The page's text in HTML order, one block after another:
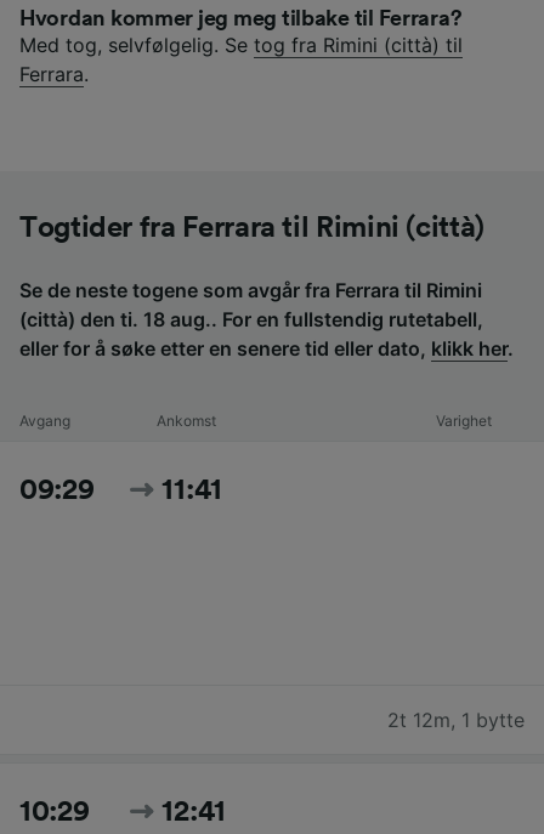
Hvordan kommer jeg meg tilbake til Ferrara?
Med tog, selvfølgelig. Se tog fra Rimini (città) til
Ferrara.
Togtider fra Ferrara til Rimini (città)
Se de neste togene som avgår fra Ferrara til Rimini
(città) den ti. 18 aug.. For en fullstendig rutetabell,
eller for å søke etter en senere tid eller dato, klikk her.
Avgang Ankomst Varighet
09:29 11:41
2t 12m, 1 bytte
10:29 12:41